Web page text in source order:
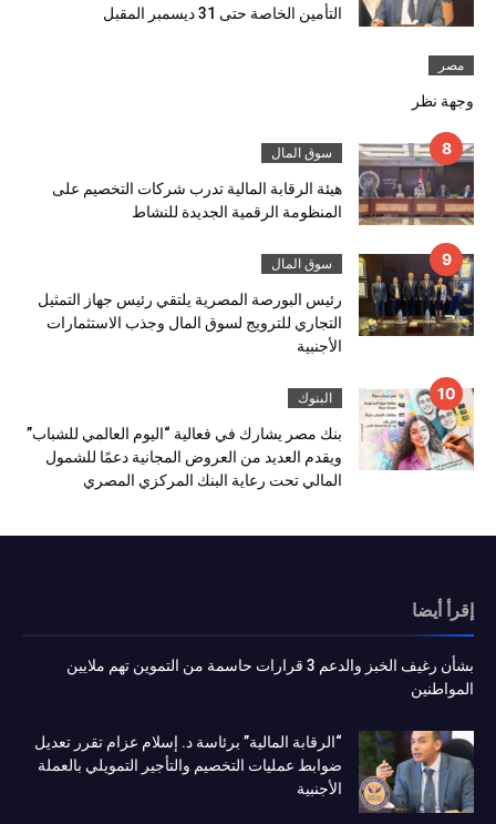
التأمين الخاصة حتى 31 ديسمبر المقبل
مصر
وجهة نظر
سوق المال
هيئة الرقابة المالية تدرب شركات التخصيم على
المنظومة الرقمية الجديدة للنشاط
سوق المال
رئيس البورصة المصرية يلتقي رئيس جهاز التمثيل
التجاري للترويج لسوق المال وجذب الاستثمارات
الأجنبية
البنوك
بنك مصر يشارك في فعالية “اليوم العالمي للشباب”
ويقدم العديد من العروض المجانية دعمًا للشمول
المالي تحت رعاية البنك المركزي المصري
إقرأ أيضا
بشأن رغيف الخبز والدعم 3 قرارات حاسمة من التموين تهم ملايين
المواطنين
“الرقابة المالية” برئاسة د. إسلام عزام تقرر تعديل
ضوابط عمليات التخصيم والتأجير التمويلي بالعملة
الأجنبية